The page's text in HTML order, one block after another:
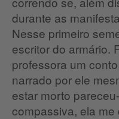
durante as
Nesse primeiro
escritor do armário.
professora um
narrado por ele
estar morto
compassiva, ela